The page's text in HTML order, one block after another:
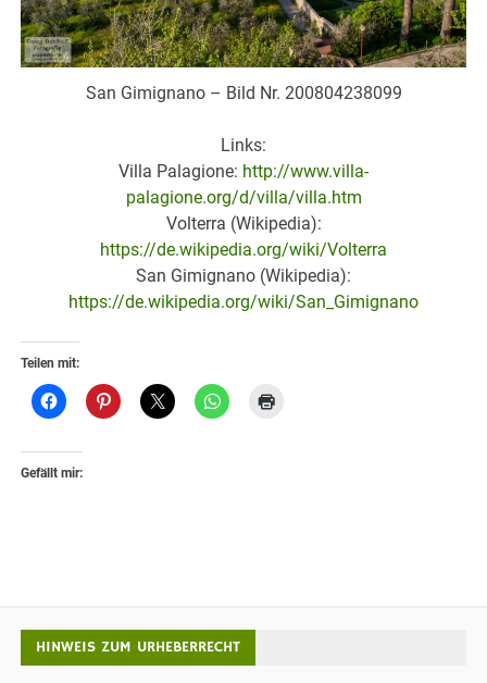
San Gimignano – Bild Nr. 200804238099
Links:
Villa Palagione: http://www.villa-
palagione.org/d/villa/villa.htm
Volterra (Wikipedia):
https://de.wikipedia.org/wiki/Volterra
San Gimignano (Wikipedia):
https://de.wikipedia.org/wiki/San_Gimignano
Teilen mit:
Gefällt mir:
HINWEIS ZUM URHEBERRECHT